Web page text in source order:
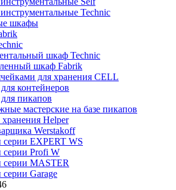
Technic
шкафы
шкаф Technic
шкаф Fabrik
для хранения CELL
контейнеров
пикапов
мастерские на базе пикапов
Helper
Werstakoff
серии EXPERT WS
серии Profi W
серии MASTER
серии Garage